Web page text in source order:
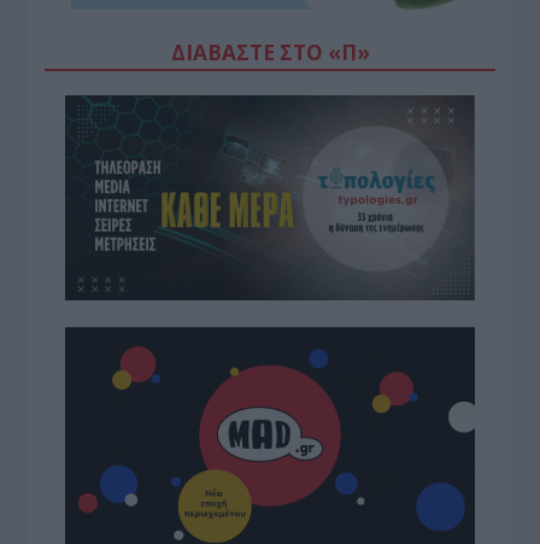
ΔΙΑΒΆΣΤΕ ΣΤΟ «Π»